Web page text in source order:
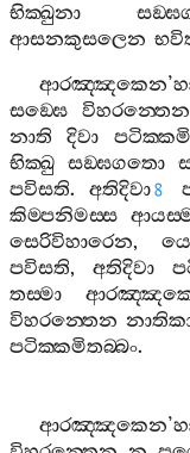
භික‍්ඛුනා
ආසනකුසලෙන
ආරඤ‍්ඤකෙන’
සඞ‍්ඝෙ
විහරන‍්තෙන
නාති
දිවා
භික‍්ඛු සඞ‍්ඝගතො
පවිසති.අතිදිවා 8
කිම‍්පනිමස‍්ස
සෙරිවිහාරෙන,
පවිසති, අතිදිවා
තස‍්මා
විහරන‍්තෙන
පටික‍්කමිතබ‍්බං.
ආරඤ‍්ඤකෙන’